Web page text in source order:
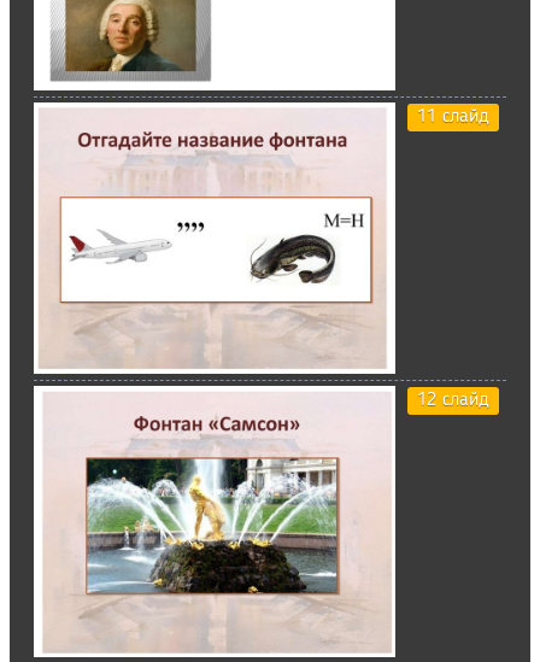
11 слайд
12 слайд